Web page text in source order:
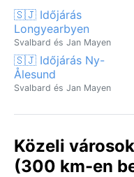
🇸🇯 Időjárás
Longyearbyen
Svalbard és Jan Mayen
🇸🇯 Időjárás Ny-
Ålesund
Svalbard és Jan Mayen
Közeli
(300 km-en